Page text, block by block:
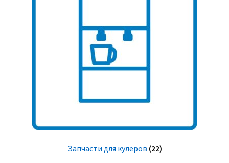
Запчасти для кулеров (22)